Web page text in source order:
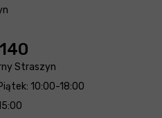
Straszyn
10:00-18:00